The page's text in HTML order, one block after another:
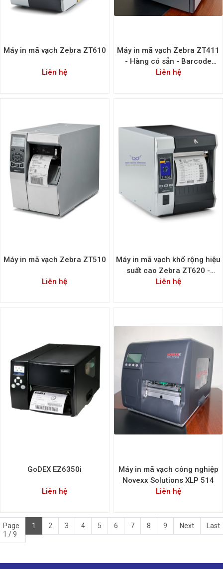
Máy in mã vạch Zebra ZT610
Liên hệ
Máy in mã vạch Zebra ZT411
- Hàng có sẵn - Barcode
Printer Zebra ZT411
Liên hệ
Máy in mã vạch Zebra ZT510
Liên hệ
Máy in mã vạch khổ rộng hiệu
suất cao Zebra ZT620 -
ZT620 High Performance
Liên hệ
GoDEX EZ6350i
Liên hệ
Máy in mã vạch công nghiệp
Novexx Solutions XLP 514
Liên hệ
Page
1 / 9
1 2 3 4 5 6 7 8 9 Next Last